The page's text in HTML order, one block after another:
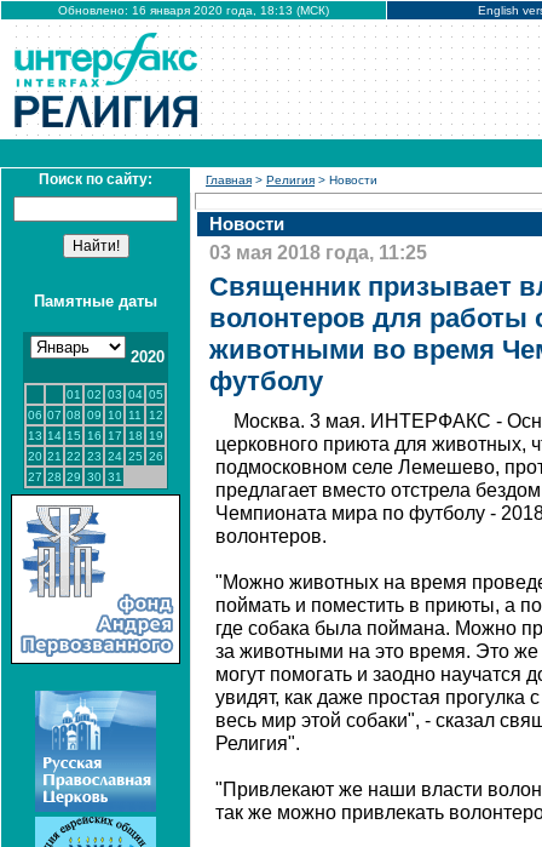
Обновлено: 16 января 2020 года, 18:13 (МСК) English
Поиск по сайту:
Памятные даты
2020
01 02 03 04 05
06 07 08 09 10 11
12
13 14 15 16 17 18
19
20 21 22 23 24 25 26
27 28 29 30 31
Главная > Религия > Новости
Новости
03 мая 2018 года, 11:25
Священник призывает
волонтеров для
животными во время
футболу
Москва. 3 мая. ИНТЕРФАКС -
церковного приюта для животных,
подмосковном селе Лемешево,
предлагает вместо отстрела
Чемпионата мира по футболу -
волонтеров.
"Можно животных на время
поймать и поместить в приюты, а
где собака была поймана. Можно
за животными на это время. Это
могут помогать и заодно научатся
увидят, как даже простая прогулка
весь мир этой собаки", - сказал
Религия".
"Привлекают же наши власти
так же можно привлекать